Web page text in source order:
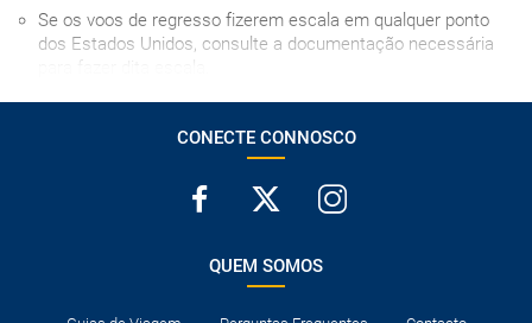
Se os voos de regresso fizerem escala em qualquer ponto
dos Estados Unidos, consulte a documentação necessária
para fazer dita escala.
Geralmente em Costa Rica o alojamento em quartos triplos
casal e uma cama de solteiro, e o alojamento quádruplo em
O seguro de viagem com as seguintes coberturas é
A hora de entrada no hotel no dia da chegada depende de
CONECTE CONNOSCO
QUEM SOMOS